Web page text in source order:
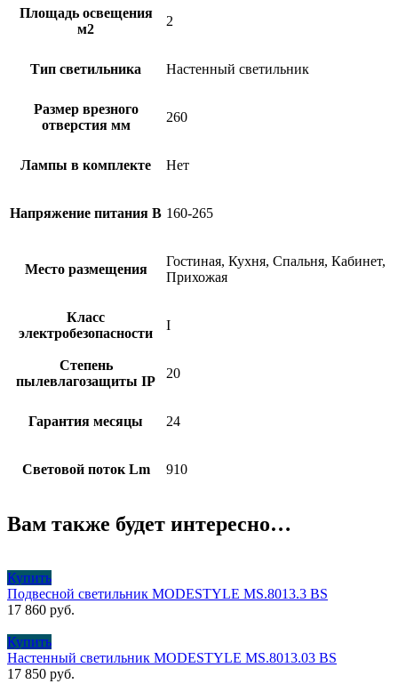
Площадь освещения
м2
2
Тип светильника Настенный светильник
Размер врезного
отверстия мм
260
Лампы в комплекте Нет
Напряжение питания В 160-265
Место размещения
Гостиная, Кухня, Спальня, Кабинет,
Прихожая
Класс
электробезопасности
I
Степень
пылевлагозащиты IP
20
Гарантия месяцы 24
Световой поток Lm 910
Вам также будет интересно…
Купить
Подвесной светильник MODESTYLE MS.8013.3 BS
17 860 руб.
Купить
Настенный светильник MODESTYLE MS.8013.03 BS
17 850 руб.